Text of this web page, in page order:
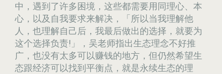
中，遇到了许多困境，这些都需要用同理心、本
心，以及自我要求来解决，「所以当我理解他
人，也理解自己后，我最后做出的选择，就要为
这个选择负责!」，吴老师指出生态理念不好推
广，也没有太多可以赚钱的地方，但仍然希望生
态跟经济可以找到平衡点，就是永续生态的理